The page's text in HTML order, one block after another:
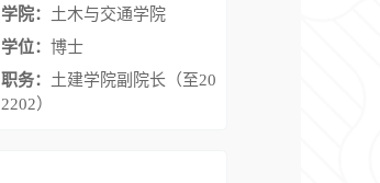
学院： 土木与交通学院
学位： 博士
职务：
土建学院副院长（至20
2202）